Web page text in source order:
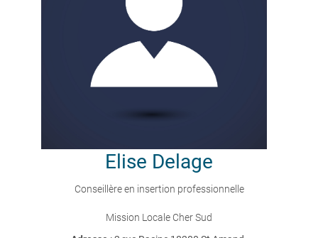
Elise Delage
Conseillère en insertion professionnelle
Mission Locale Cher Sud